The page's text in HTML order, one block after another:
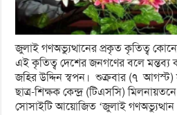
জুলাই গণঅভ্যুত্থানের প্রকৃত কৃতিত্ব
এই কৃতিত্ব দেশের জনগণের বলে মন্তব্য
জহির উদ্দিন স্বপন। শুক্রবার (৭ আগস্ট)
ছাত্র-শিক্ষক কেন্দ্র (টিএসসি) মিলনায়তনে
সোসাইটি আয়োজিত ‘জুলাই